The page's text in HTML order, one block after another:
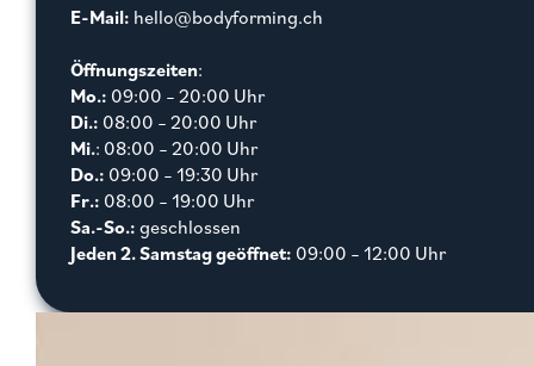
E-Mail: hello@bodyforming.ch
Öffnungszeiten:
Mo.: 09:00 – 20:00 Uhr
Di.: 08:00 – 20:00 Uhr
Mi.: 08:00 – 20:00 Uhr
Do.: 09:00 – 19:30 Uhr
Fr.: 08:00 – 19:00 Uhr
Sa.-So.: geschlossen
Jeden 2. Samstag geöffnet: 09:00 – 12:00 Uhr